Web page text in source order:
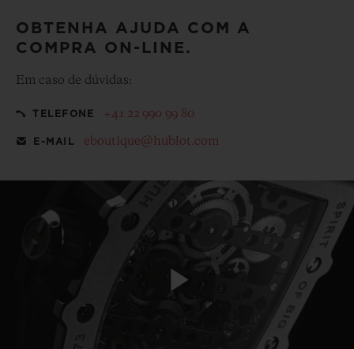
OBTENHA AJUDA COM A
COMPRA ON-LINE.
Em caso de dúvidas:
TELEFONE +41 22 990 99 80
E-MAIL eboutique@hublot.com
Play